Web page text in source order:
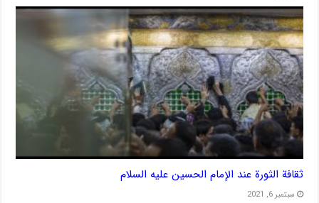
ثقافة الثورة عند الإمام الحسين عليه السلام
سبتمبر 6, 2021